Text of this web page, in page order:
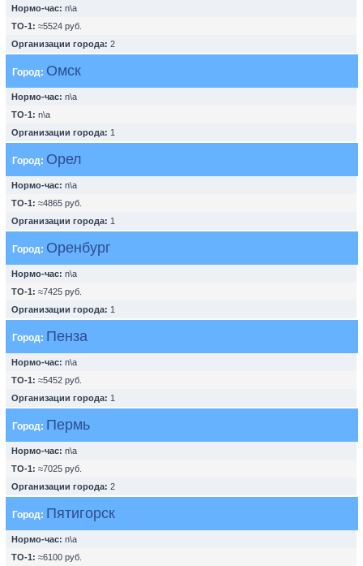
Нормо-час: n\a
ТО-1: ≈5524 руб.
Организации города: 2
Город: Омск
Нормо-час: n\a
ТО-1: n\a
Организации города: 1
Город: Орел
Нормо-час: n\a
ТО-1: ≈4865 руб.
Организации города: 1
Город: Оренбург
Нормо-час: n\a
ТО-1: ≈7425 руб.
Организации города: 1
Город: Пенза
Нормо-час: n\a
ТО-1: ≈5452 руб.
Организации города: 1
Город: Пермь
Нормо-час: n\a
ТО-1: ≈7025 руб.
Организации города: 2
Город: Пятигорск
Нормо-час: n\a
ТО-1: ≈6100 руб.